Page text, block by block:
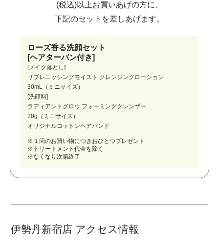
(税込)以上お買いあげの方に、
下記のセットを差しあげます。
ローズ香る洗顔セット
[ヘアターバン付き]
[メイク落とし]
リプレニッシングモイスト クレンジングローション
30mL（ミニサイズ）
[洗顔料]
ラディアントグロウ フォーミングクレンザー
20g（ミニサイズ）
オリジナルコットンヘアバンド
※１回のお買い物につきおひとつプレゼント
※トリートメント代金を除く
※なくなり次第終了
伊勢丹新宿店 アクセス情報